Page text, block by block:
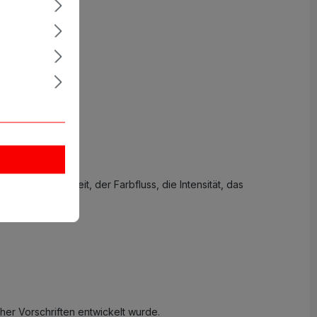
die Lebendigkeit, der Farbfluss, die Intensität, das
Vorschriften entwickelt wurde.